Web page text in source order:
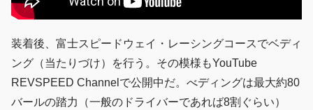
装着後、富士スピードウェイ・レーシングコースでベディ
ング（当たりづけ）を行う。その模様もYouTube
REVSPEED Channelで公開中だ。べディングは最大約80
バールの踏力（一般のドライバーであれば8割ぐらい）